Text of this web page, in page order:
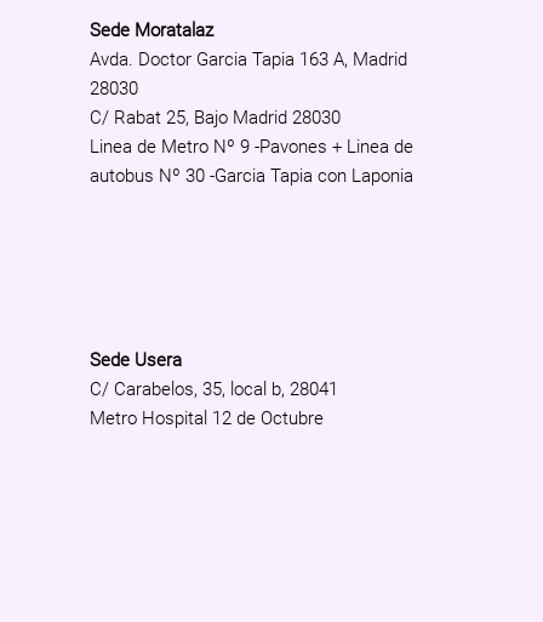
Sede Moratalaz
Avda. Doctor Garcia Tapia 163 A, Madrid
28030
C/ Rabat 25, Bajo Madrid 28030
Linea de Metro Nº 9 -Pavones + Linea de
autobus Nº 30 -Garcia Tapia con Laponia
Sede Usera
C/ Carabelos, 35, local b, 28041
Metro Hospital 12 de Octubre